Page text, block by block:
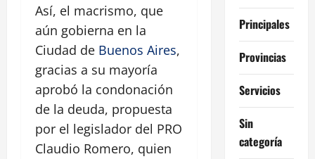
Así, el macrismo, que
aún gobierna en la
Ciudad de Buenos Aires,
gracias a su mayoría
aprobó la condonación
de la deuda, propuesta
por el legislador del PRO
Claudio Romero, quien
Principales
Provincias
Servicios
Sin
categoría